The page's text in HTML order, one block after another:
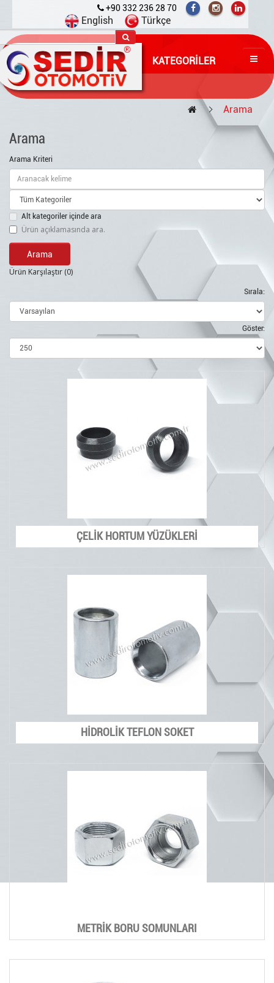
+90 332 236 28 70
English Türkçe
KATEGORILER
Arama
Arama
Arama Kriteri
Alt kategoriler içinde ara
Ürün açıklamasında ara.
Ürün Karşılaştır (0)
Sırala:
Göster:
ÇELİK HORTUM YÜZÜKLERİ
HİDROLİK TEFLON SOKET
METRİK BORU SOMUNLARI